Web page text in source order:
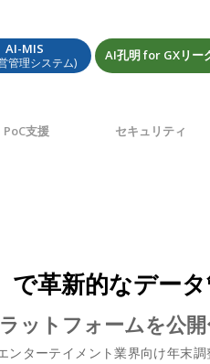
AI-MIS
管理システム) AI孔明 for GXリー
支援 セキュリティ
で革新的なデー
ットフォームを公
ターテイメント業界向け年末